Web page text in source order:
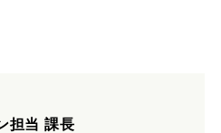
担当 課長